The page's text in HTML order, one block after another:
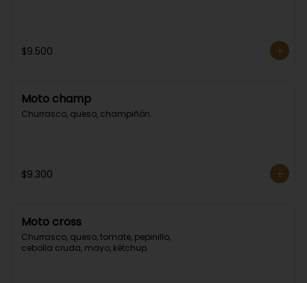
$9.500
Moto champ
Churrasco, queso, champiñón.
$9.300
Moto cross
Churrasco, queso, tomate, pepinillo,
cebolla cruda, mayo, kétchup.